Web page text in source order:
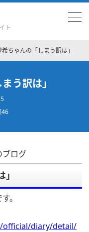
ト
ちゃんの「しまう訳は」
う訳は」
46
ブログ
。
official/diary/detail/